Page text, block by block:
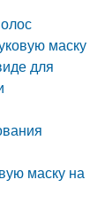
маску
для
маску на